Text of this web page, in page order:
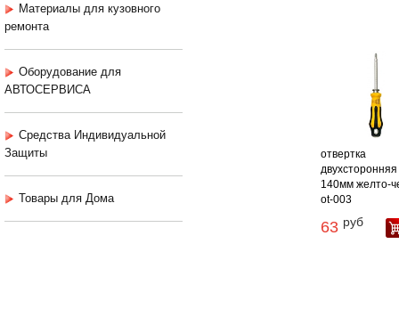
Материалы для кузовного
ремонта
Оборудование для
АВТОСЕРВИСА
Средства Индивидуальной
Защиты
Товары для Дома
отвертка
140мм желто-
ot-003
63 руб